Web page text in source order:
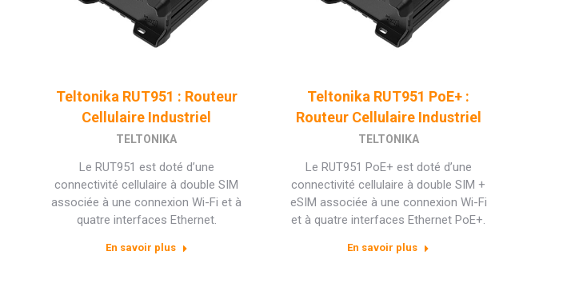
Teltonika RUT951 : Routeur
Cellulaire Industriel
TELTONIKA
Le RUT951 est doté d’une
connectivité cellulaire à double SIM
associée à une connexion Wi-Fi et à
quatre interfaces Ethernet.
En savoir plus
Teltonika RUT951 PoE+ :
Routeur Cellulaire Industriel
TELTONIKA
Le RUT951 PoE+ est doté d’une
connectivité cellulaire à double SIM +
eSIM associée à une connexion Wi-Fi
et à quatre interfaces Ethernet PoE+.
En savoir plus